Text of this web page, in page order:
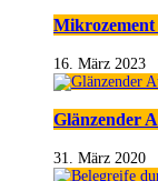
Mikrozement
16. März 2023
Glänzender
31. März 2020